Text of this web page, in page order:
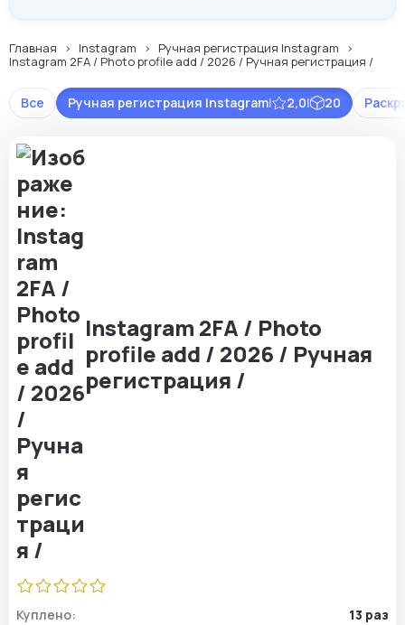
Главная Instagram
Ручная регистрация Instagram
Instagram 2FA / Photo profile add / 2026 / Ручная регистрация /
Все Ручная регистрация Instagram| 2,0| 20
Instagram 2FA / Photo
profile add / 2026 / Ручная
регистрация /
Куплено:
13 раз